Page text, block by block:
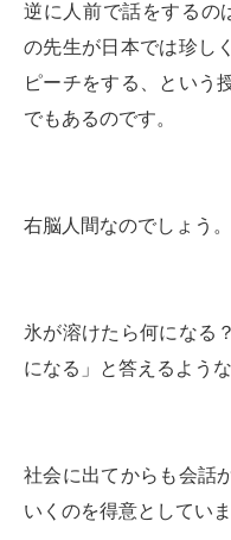
逆に人前で話をするの
の先生が日本では珍し
ピーチをする、という
でもあるのです。
右脳人間なのでしょう。
氷が溶けたら何になる
になる」と答えるよう
社会に出てからも会話
いくのを得意としていま